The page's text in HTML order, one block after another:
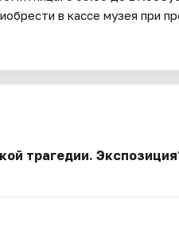
в кассе музея при
трагедии.